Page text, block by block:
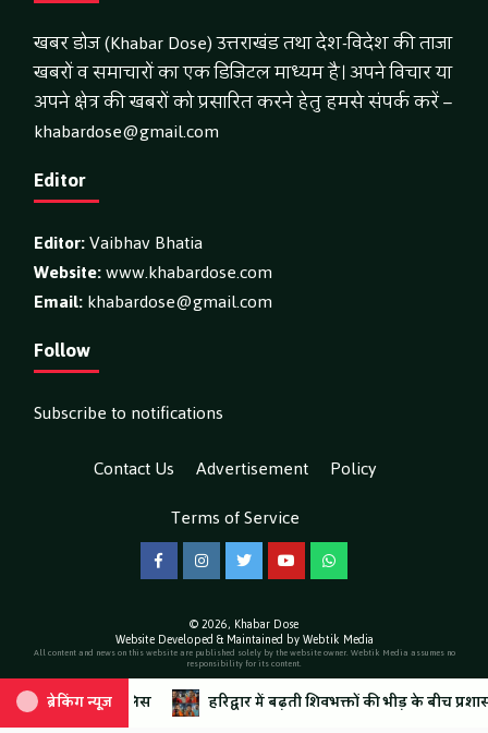
ब्रेकिंग न्यूज़
को लगाई फटकार कोटद्वार के सीएससी केंद्रों पर प्रशासन की बड़ी
खबर डोज (Khabar Dose) उत्तराखंड तथा देश-विदेश की ताजा
खबरों व समाचारों का एक डिजिटल माध्यम है। अपने विचार या
अपने क्षेत्र की खबरों को प्रसारित करने हेतु हमसे संपर्क करें –
khabardose@gmail.com
Editor
Editor:Vaibhav Bhatia
Website:www.khabardose.com
Email:khabardose@gmail.com
Follow
Subscribe to notifications
Contact Us
Advertisement
Policy
Terms of Service
FacebookInstagramTwitterYouTubeWhatsApp
© 2026, Khabar Dose
Website Developed & Maintained by Webtik Media
All content and news on this website are published solely by the website owner. Webtik Media assumes no
responsibility for its content.
ब्रेकिंग न्यूज़
पुलिस हरिद्वार में बढ़ती शिवभक्तों की भीड़ के बीच प्रशासन की